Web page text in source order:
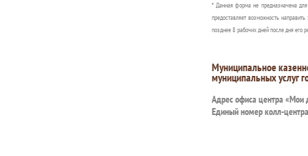
* Данная форма не предназначена
предоставляет возможность
позднее 8 рабочих дней после дня его
Муниципальное
муниципальных услуг
Адрес офиса центра «Мои
Единый номер колл-